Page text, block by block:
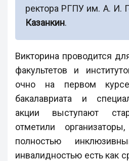
ректора РГПУ им. А. И.
Казанкин.
Викторина проводится
факультетов и
очно на первом
бакалавриата и
акции выступают
отметили
полностью
инвалидностью есть как